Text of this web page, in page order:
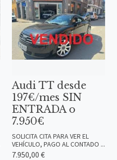
Audi TT desde
197€/mes SIN
ENTRADA o
7.950€
SOLICITA CITA PARA VER EL
VEHÍCULO, PAGO AL CONTADO ...
7.950,00 €